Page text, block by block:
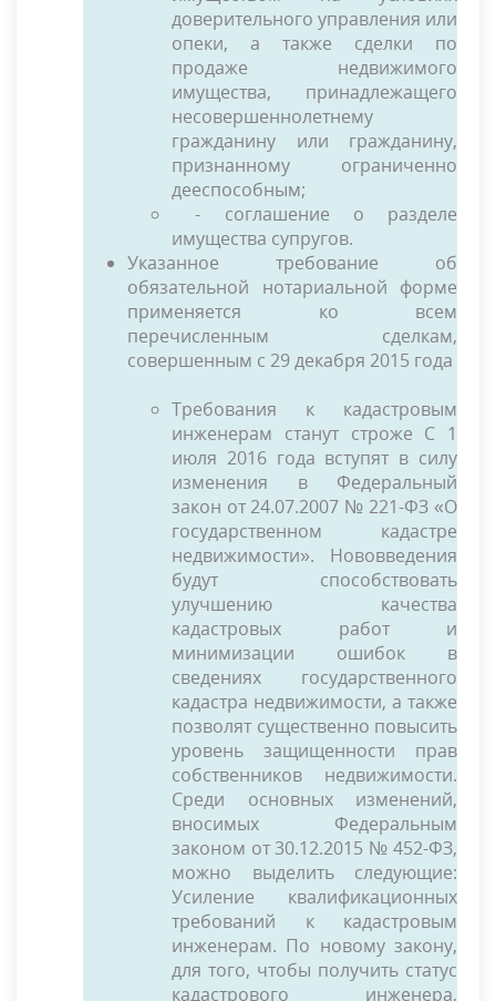
доверительного управления или
опеки, а также сделки по
продаже недвижимого
имущества, принадлежащего
несовершеннолетнему
гражданину или гражданину,
признанному ограниченно
дееспособным;
- соглашение о разделе
имущества супругов.
Указанное требование об
обязательной нотариальной форме
применяется ко всем
перечисленным сделкам,
совершенным с 29 декабря 2015 года
Требования к кадастровым
инженерам станут строже С 1
июля 2016 года вступят в силу
изменения в Федеральный
закон от 24.07.2007 № 221-ФЗ «О
государственном кадастре
недвижимости». Нововведения
будут способствовать
улучшению качества
кадастровых работ и
минимизации ошибок в
сведениях государственного
кадастра недвижимости, а также
позволят существенно повысить
уровень защищенности прав
собственников недвижимости.
Среди основных изменений,
вносимых Федеральным
законом от 30.12.2015 № 452-ФЗ,
можно выделить следующие:
Усиление квалификационных
требований к кадастровым
инженерам. По новому закону,
для того, чтобы получить статус
кадастрового инженера,